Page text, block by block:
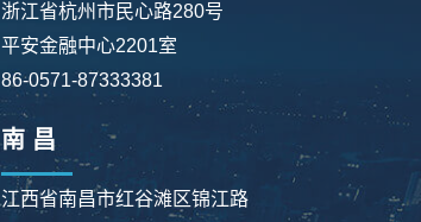
浙江省杭州市民心路280号
平安金融中心2201室
86-0571-87333381
南 昌
江西省南昌市红谷滩区锦江路